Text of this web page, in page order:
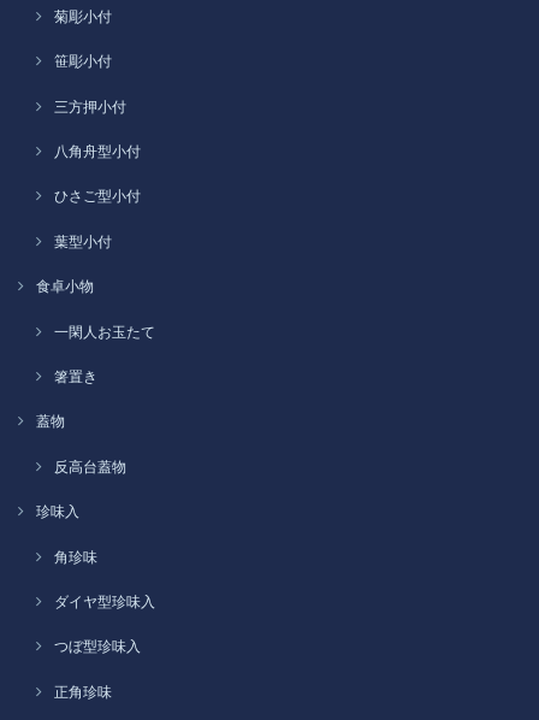
菊彫小付
笹彫小付
三方押小付
八角舟型小付
ひさご型小付
葉型小付
食卓小物
一閑人お玉たて
箸置き
蓋物
反高台蓋物
珍味入
角珍味
ダイヤ型珍味入
つぼ型珍味入
正角珍味